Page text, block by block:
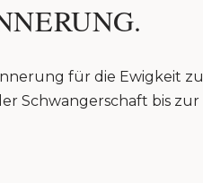
für die Ewigkeit zu
Schwangerschaft bis zur